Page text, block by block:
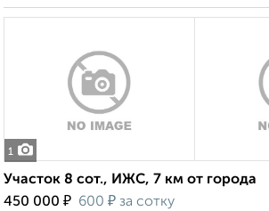
1
Участок 8 сот., ИЖС, 7 км от города
450 000 ₽ 600 ₽ за сотку